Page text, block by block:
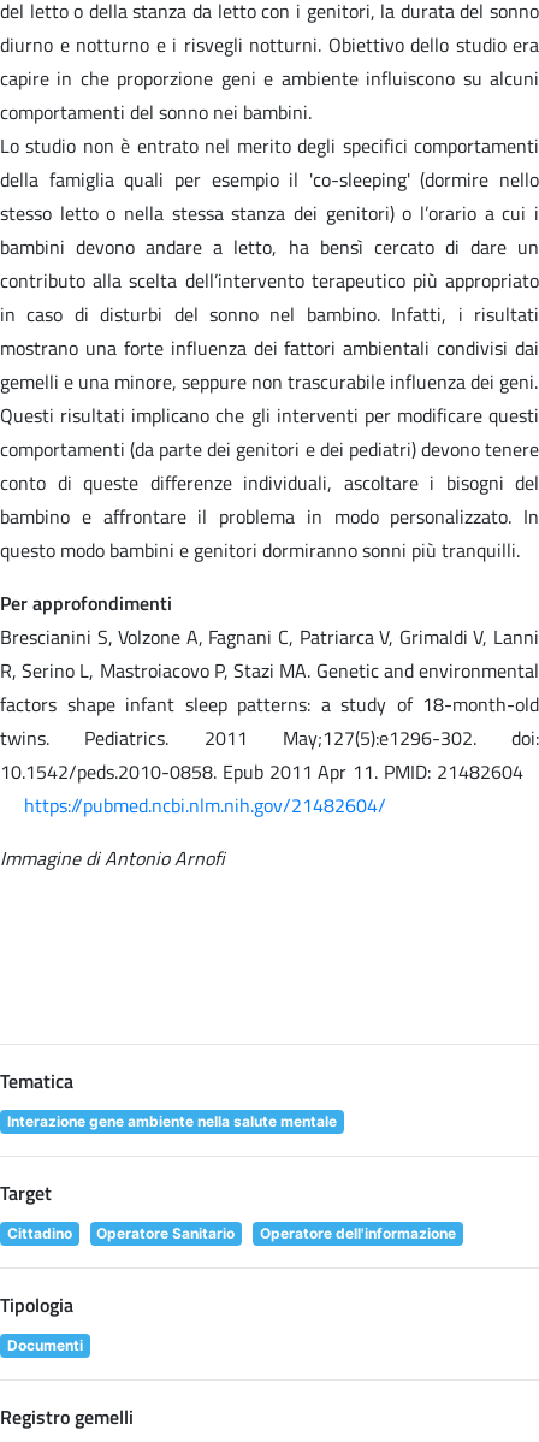
del letto o della stanza da letto con i genitori, la durata del sonno
diurno e notturno e i risvegli notturni. Obiettivo dello studio era
capire in che proporzione geni e ambiente influiscono su alcuni
comportamenti del sonno nei bambini.
Lo studio non è entrato nel merito degli specifici comportamenti
della famiglia quali per esempio il 'co-sleeping' (dormire nello
stesso letto o nella stessa stanza dei genitori) o l’orario a cui i
bambini devono andare a letto, ha bensì cercato di dare un
contributo alla scelta dell’intervento terapeutico più appropriato
in caso di disturbi del sonno nel bambino. Infatti, i risultati
mostrano una forte influenza dei fattori ambientali condivisi dai
gemelli e una minore, seppure non trascurabile influenza dei geni.
Questi risultati implicano che gli interventi per modificare questi
comportamenti (da parte dei genitori e dei pediatri) devono tenere
conto di queste differenze individuali, ascoltare i bisogni del
bambino e affrontare il problema in modo personalizzato. In
questo modo bambini e genitori dormiranno sonni più tranquilli.
Per approfondimenti
Brescianini S, Volzone A, Fagnani C, Patriarca V, Grimaldi V, Lanni
R, Serino L, Mastroiacovo P, Stazi MA. Genetic and environmental
factors shape infant sleep patterns: a study of 18-month-old
twins. Pediatrics. 2011 May;127(5):e1296-302. doi:
10.1542/peds.2010-0858. Epub 2011 Apr 11. PMID: 21482604
https://pubmed.ncbi.nlm.nih.gov/21482604/
Immagine di Antonio Arnofi
Tematica
Interazione gene ambiente nella salute mentale
Target
Cittadino Operatore Sanitario Operatore dell'informazione
Tipologia
Documenti
Registro gemelli